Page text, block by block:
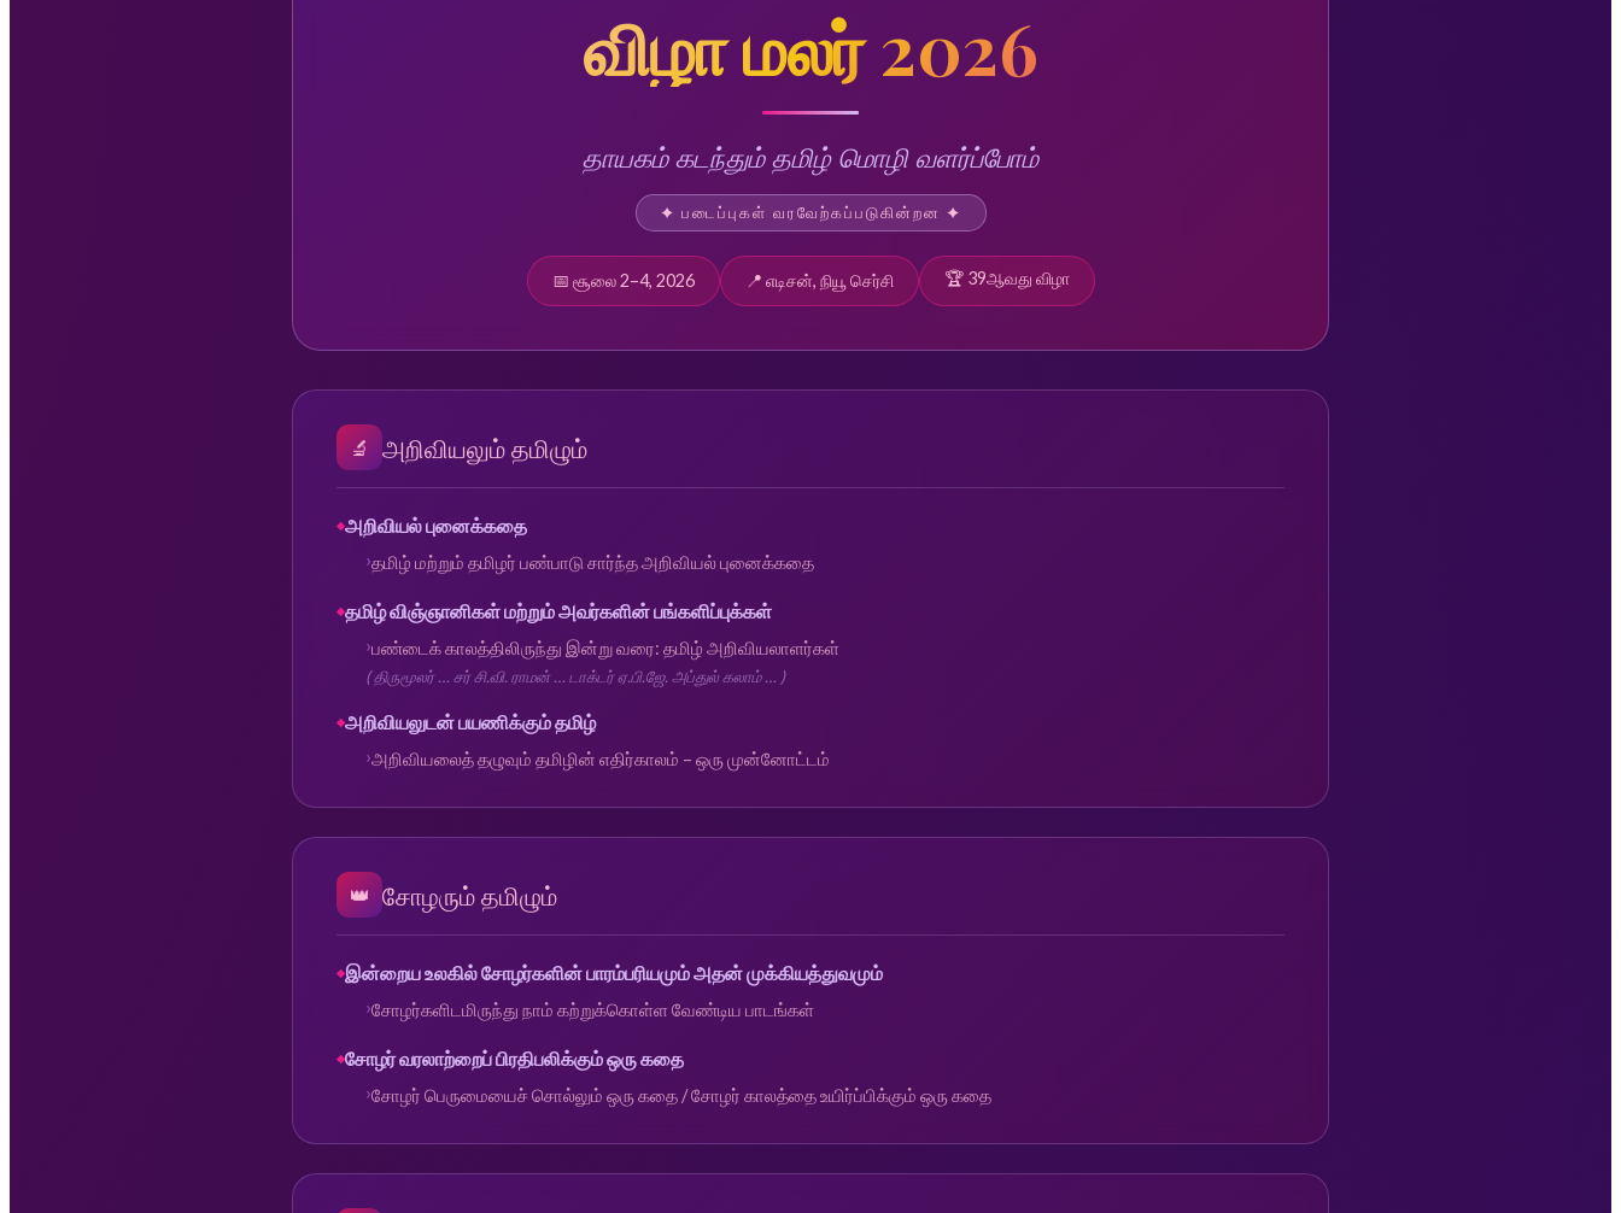
விழா மலர் 2026
தாயகம் கடந்தும் தமிழ் மொழி வளர்ப்போம்
✦ படைப்புகள் வரவேற்கப்படுகின்றன ✦
📅 சூலை 2–4, 2026 📍 எடிசன், நியூ செர்சி 🏆 39ஆவது விழா
🔬 அறிவியலும் தமிழும்
அறிவியல் புனைக்கதை
தமிழ் மற்றும் தமிழர் பண்பாடு சார்ந்த அறிவியல் புனைக்கதை
தமிழ் விஞ்ஞானிகள் மற்றும் அவர்களின் பங்களிப்புக்கள்
பண்டைக் காலத்திலிருந்து இன்று வரை: தமிழ் அறிவியலாளர்கள்
( திருமூலர் … சர் சி.வி. ராமன் … டாக்டர் ஏ.பி.ஜே. அப்துல் கலாம் … )
அறிவியலுடன் பயணிக்கும் தமிழ்
அறிவியலைத் தழுவும் தமிழின் எதிர்காலம் – ஒரு முன்னோட்டம்
👑 சோழரும் தமிழும்
இன்றைய உலகில் சோழர்களின் பாரம்பரியமும் அதன் முக்கியத்துவமும்
சோழர்களிடமிருந்து நாம் கற்றுக்கொள்ள வேண்டிய பாடங்கள்
சோழர் வரலாற்றைப் பிரதிபலிக்கும் ஒரு கதை
சோழர் பெருமையைச் சொல்லும் ஒரு கதை / சோழர் காலத்தை உயிர்ப்பிக்கும் ஒரு கதை